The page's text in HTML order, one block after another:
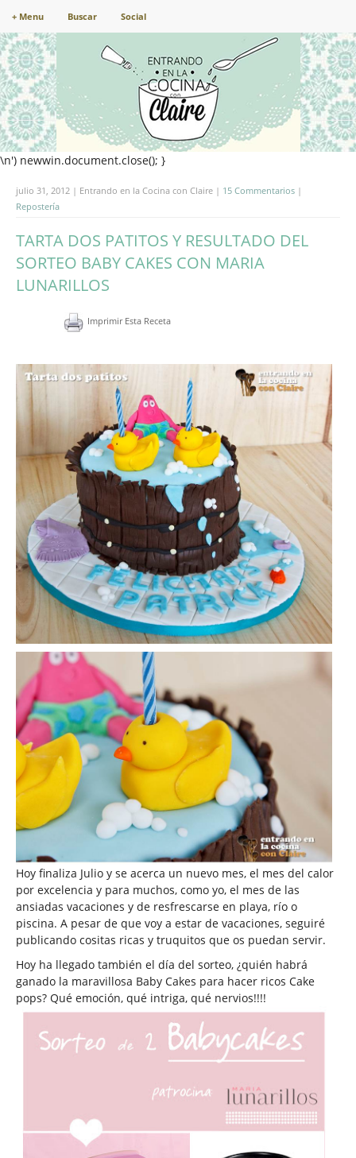
+ Menu Buscar Social
\n') newwin.document.close(); }
julio 31, 2012 | Entrando en la Cocina con Claire | 15 Commentarios |
Repostería
TARTA DOS PATITOS Y RESULTADO DEL
SORTEO BABY CAKES CON MARIA
LUNARILLOS
Imprimir Esta Receta
Hoy finaliza Julio y se acerca un nuevo mes, el mes del calor
por excelencia y para muchos, como yo, el mes de las
ansiadas vacaciones y de resfrescarse en playa, río o
piscina. A pesar de que voy a estar de vacaciones, seguiré
publicando cositas ricas y truquitos que os puedan servir.
Hoy ha llegado también el día del sorteo, ¿quién habrá
ganado la maravillosa Baby Cakes para hacer ricos Cake
pops? Qué emoción, qué intriga, qué nervios!!!!